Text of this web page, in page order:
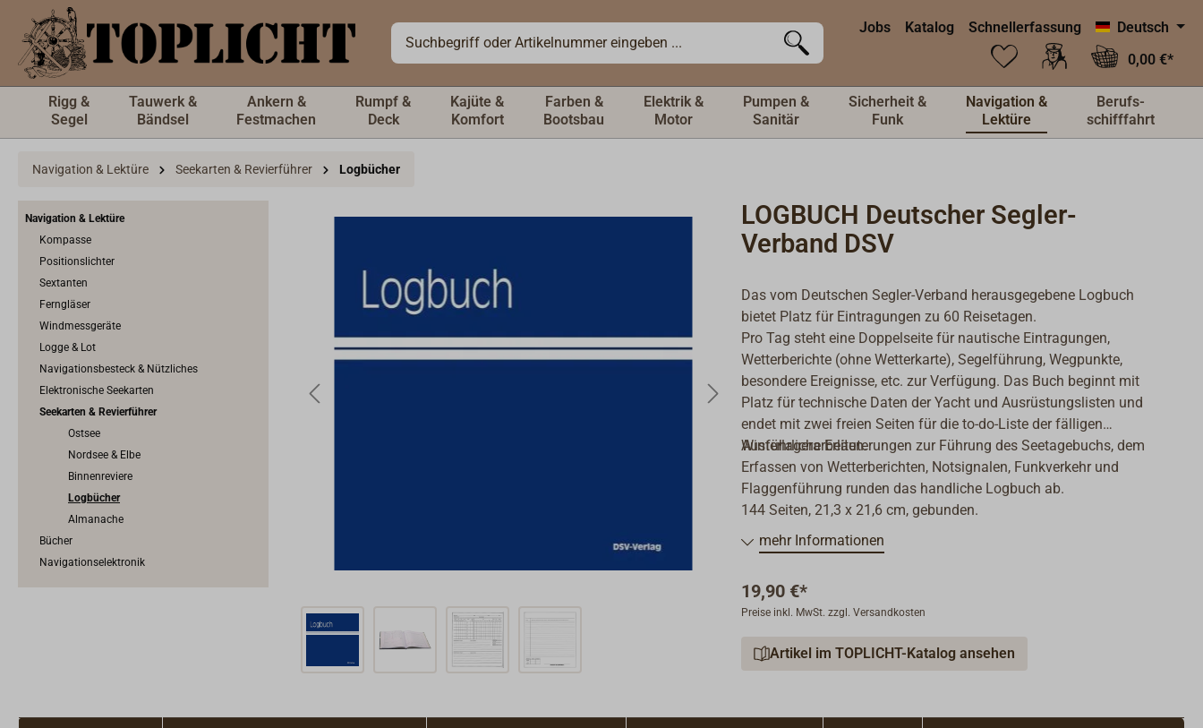
springen Jobs Katalog Schnellerfassung
Deutsch
0,00 €*
Rigg &
Segel
Tauwerk &
Bändsel
Ankern &
Festmachen
Rumpf &
Deck
Kajüte &
Komfort
Farben &
Bootsbau
Elektrik &
Motor
Pumpen &
Sanitär
Sicherheit &
Funk
Navigation &
Lektüre
Berufs-
schifffahrt
Navigation & Lektüre Seekarten & Revierführer Logbücher
Navigation & Lektüre
Kompasse
Positionslichter
Sextanten
Ferngläser
Windmessgeräte
Logge & Lot
Navigationsbesteck & Nützliches
Elektronische Seekarten
Seekarten & Revierführer
Ostsee
Nordsee & Elbe
Binnenreviere
Logbücher
Almanache
Bücher
Navigationselektronik
LOGBUCH Deutscher Segler-
Verband DSV
Das vom Deutschen Segler-Verband herausgegebene Logbuch
bietet Platz für Eintragungen zu 60 Reisetagen.
Pro Tag steht eine Doppelseite für nautische Eintragungen,
Wetterberichte (ohne Wetterkarte), Segelführung, Wegpunkte,
besondere Ereignisse, etc. zur Verfügung. Das Buch beginnt mit
Platz für technische Daten der Yacht und Ausrüstungslisten und
endet mit zwei freien Seiten für die to-do-Liste der fälligen
Winterlagerarbeiten.
Ausführliche Erläuterungen zur Führung des Seetagebuchs, dem
Erfassen von Wetterberichten, Notsignalen, Funkverkehr und
Flaggenführung runden das handliche Logbuch ab.
144 Seiten, 21,3 x 21,6 cm, gebunden.
mehr Informationen
19,90 €*
Preise inkl. MwSt. zzgl. Versandkosten
Artikel im TOPLICHT-Katalog ansehen